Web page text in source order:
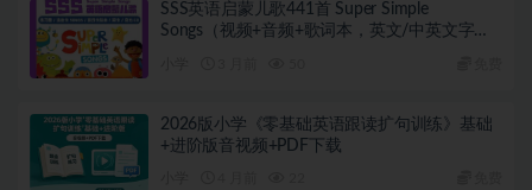
SSS英语启蒙儿歌441首 Super Simple
Songs（视频+音频+歌词本，英文/中英文字
2026版小学《零基础英语跟读扩句训练》基础
+进阶版音视频+PDF下载